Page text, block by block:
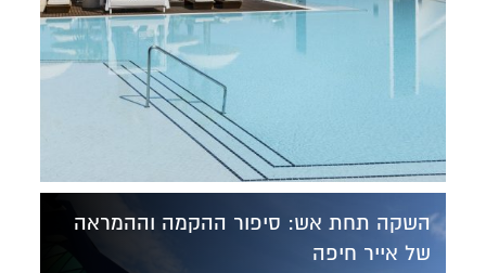
השקה תחת אש: סיפור ההקמה וההמראה
של אייר חיפה